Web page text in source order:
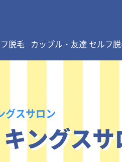
脱毛 カップル・友達 セルフ
グスサロン
ングスサ